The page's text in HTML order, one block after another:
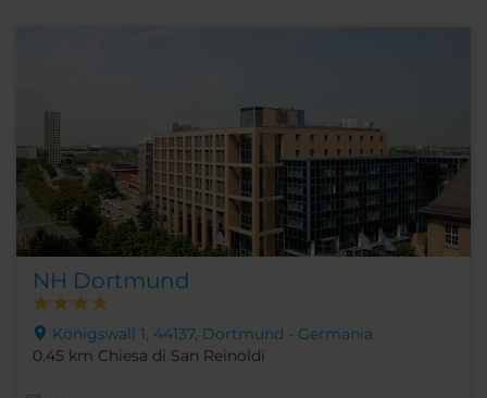
NH Dortmund
Königswall 1, 44137, Dortmund - Germania
0.45 km Chiesa di San Reinoldi